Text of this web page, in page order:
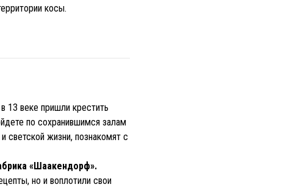
косы.
13 веке пришли крестить
по сохранившимся залам
светской жизни, познакомят с
«Шаакендорф».
но и воплотили свои